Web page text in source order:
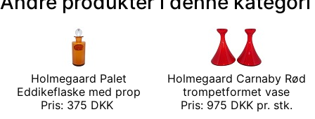
Holmegaard Palet
Eddikeflaske med prop
Pris: 375 DKK
Holmegaard Carnaby Rød
trompetformet vase
Pris: 975 DKK pr. stk.